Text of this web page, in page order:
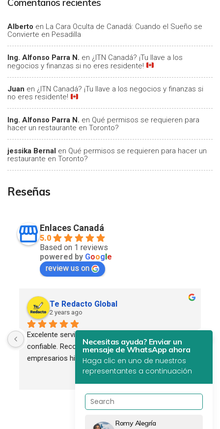
Comentarios recientes
Alberto en La Cara Oculta de Canadá: Cuando el Sueño se
Convierte en Pesadilla
Ing. Alfonso Parra N. en ¿ITN Canadá? ¡Tu llave a los
negocios y finanzas si no eres residente!
Juan en ¿ITN Canadá? ¡Tu llave a los negocios y finanzas si
no eres residente!
Ing. Alfonso Parra N. en Qué permisos se requieren para
hacer un restaurante en Toronto?
jessika Bernal en Qué permisos se requieren para hacer un
restaurante en Toronto?
Reseñas
Enlaces Canadá
5.0
Based on 1 reviews
powered by Goog e
review us on
Te Redacto Global
2 years ago
Excelente servicio. Profesional, eficiente y
confiable. Recomendado para todos los
empresarios hispanos.
Necesitas ayuda? Enviar un
mensaje de WhatsApp ahora
Haga clic en uno de nuestros
representantes a continuación
Romy Alegría